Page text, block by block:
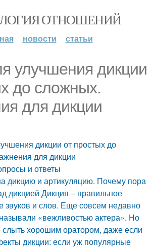
ОТНОШЕНИЙ
новости статьи
улучшения дикции
до сложных.
для дикции
дикции от простых до
для дикции
и ответы
дикцию и артикуляцию. Почему пора
дикцией Дикция – правильное
звуков и слов. Еще совсем недавно
«вежливостью актера». Но
хорошим оратором, даже если
дикции: если уж популярные